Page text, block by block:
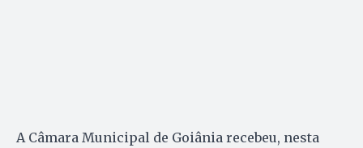
A Câmara Municipal de Goiânia recebeu, nesta